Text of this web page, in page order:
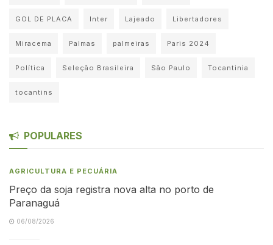
GOL DE PLACA Inter Lajeado Libertadores
Miracema Palmas palmeiras Paris 2024
Política Seleção Brasileira São Paulo Tocantinia
tocantins
POPULARES
AGRICULTURA E PECUÁRIA
Preço da soja registra nova alta no porto de
Paranaguá
06/08/2026